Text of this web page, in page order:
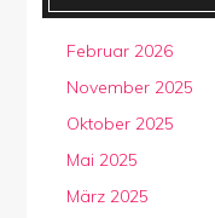
Februar 2026
November 2025
Oktober 2025
Mai 2025
März 2025